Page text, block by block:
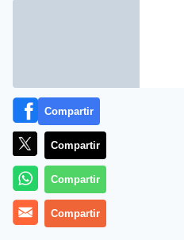
Más información
Compartir
Compartir
Compartir
Compartir